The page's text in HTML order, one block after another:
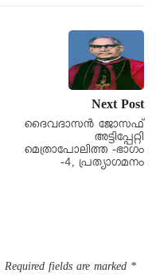
Next Post
ദൈവദാസൻ ജോസഫ്
അട്ടിപ്പേറ്റി
മെത്രാപോലിത്ത -ഭാഗം
-4, പ്രത്യാഗമനം
Required fields are marked *